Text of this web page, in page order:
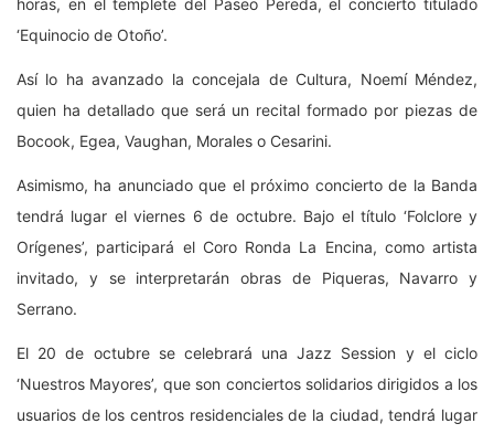
‘Equinocio de Otoño’.
Así lo ha avanzado la concejala de Cultura, Noemí Méndez,
quien ha detallado que será un recital formado por piezas de
Bocook, Egea, Vaughan, Morales o Cesarini.
Asimismo, ha anunciado que el próximo concierto de la Banda
tendrá lugar el viernes 6 de octubre. Bajo el título ‘Folclore y
Orígenes’, participará el Coro Ronda La Encina, como artista
invitado, y se interpretarán obras de Piqueras, Navarro y
Serrano.
El 20 de octubre se celebrará una Jazz Session y el ciclo
‘Nuestros Mayores’, que son conciertos solidarios dirigidos a los
usuarios de los centros residenciales de la ciudad, tendrá lugar